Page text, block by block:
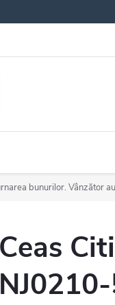
bunurilor. Vânzător
Ceas